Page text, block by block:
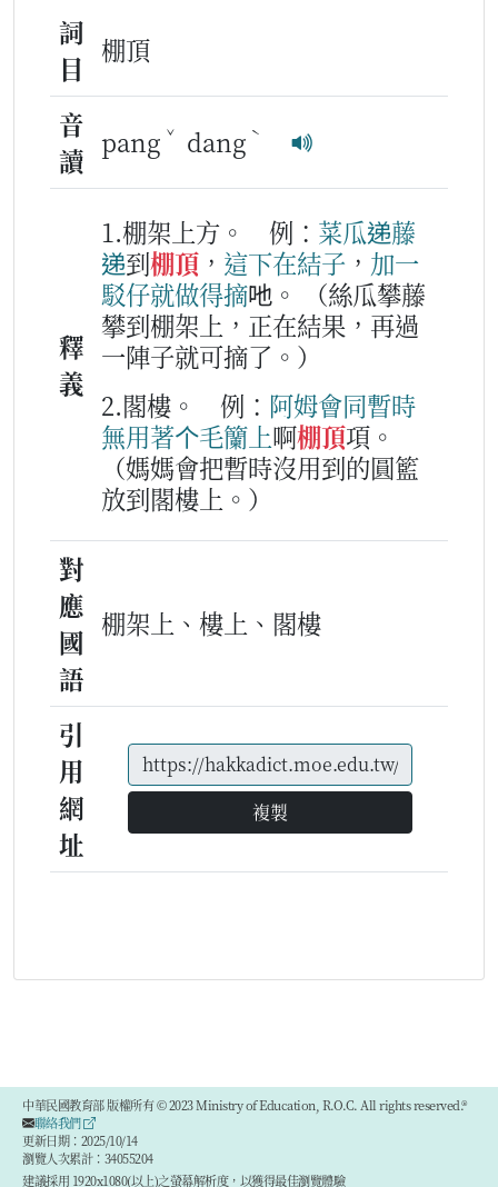
詞
目
棚頂
音
讀
pang ˇ dang ˋ
釋
義
1.棚架上方。 例： 菜瓜递藤
递到棚頂 ， 這下在結子 ， 加一
駁仔就做得摘吔。
（絲瓜攀藤
攀到棚架上，正在結果，再過
一陣子就可摘了。）
2.閣樓。
例： 阿姆會同暫時
無用著个毛籣 上啊棚頂項。
（媽媽會把暫時沒用到的圓籃
放到閣樓上。）
對
應
國
語
棚架上、樓上、閣樓
引
用
網
址
複製
中華民國教育部 版權所有 © 2023 Ministry of Education, R.O.C. All rights reserved.®
聯絡我們
更新日期：2025/10/14
瀏覽人次累計：34055204
建議採用 1920x1080(以上)之螢幕解析度，以獲得最佳瀏覽體驗